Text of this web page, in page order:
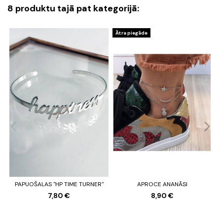
8 produktu tajā pat kategorijā:
PAPUOŠALAS "HP TIME TURNER"
7,80 €
Ātra piegāde
APROCE ANANĀSI
8,90 €